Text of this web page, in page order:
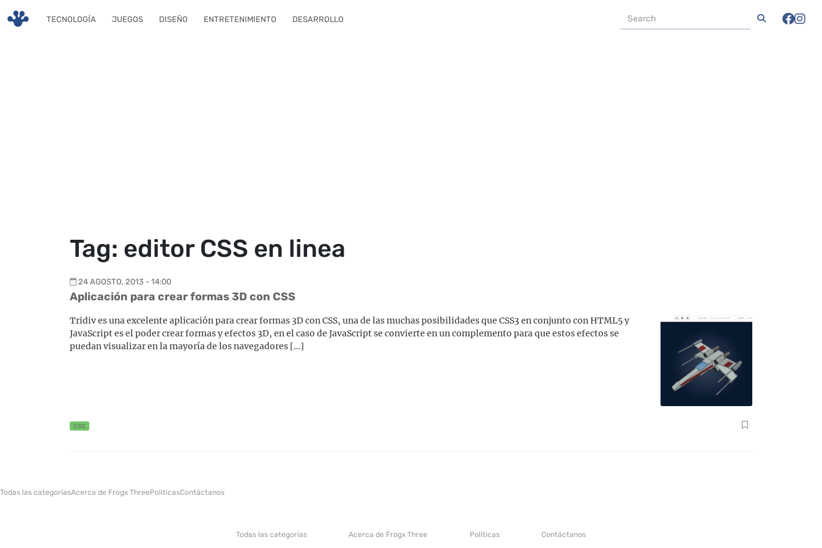
TECNOLOGÍA JUEGOS DISEÑO ENTRETENIMIENTO DESARROLLO
Tag: editor CSS en linea
24 AGOSTO, 2013 - 14:00
Aplicación para crear formas 3D con CSS
Tridiv es una excelente aplicación para crear formas 3D con CSS, una de las muchas posibilidades que CSS3 en conjunto con HTML5 y
JavaScript es el poder crear formas y efectos 3D, en el caso de JavaScript se convierte en un complemento para que estos efectos se
puedan visualizar en la mayoría de los navegadores […]
CSS
Todas las categoríasAcerca de Frogx ThreePoliticasContáctanos
Todas las categorías Acerca de Frogx Three Politicas Contáctanos